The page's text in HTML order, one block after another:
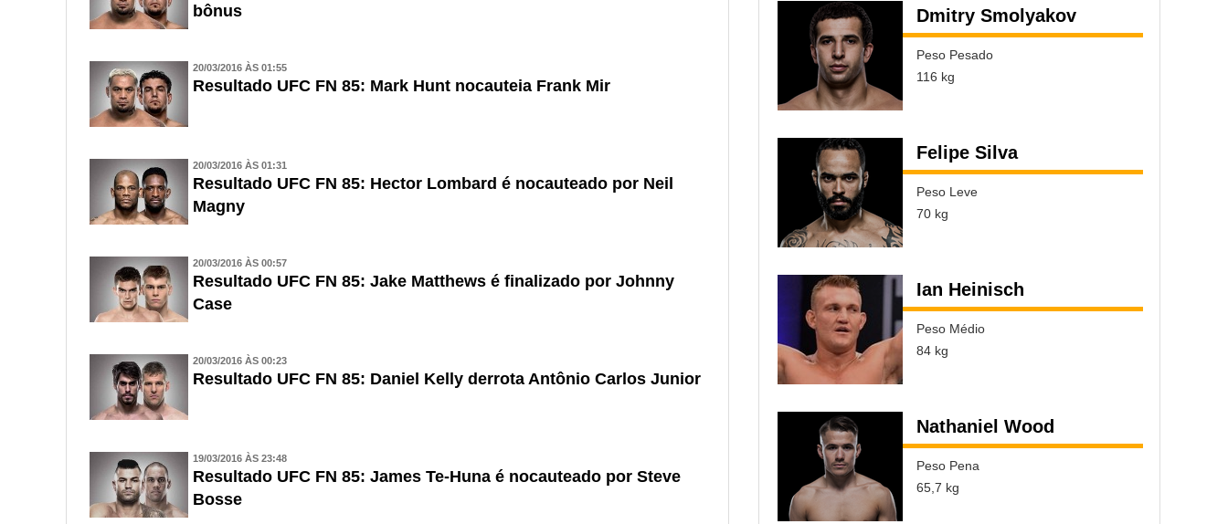
bônus
20/03/2016 ÀS 01:55
Resultado UFC FN 85: Mark Hunt nocauteia Frank Mir
20/03/2016 ÀS 01:31
Resultado UFC FN 85: Hector Lombard é nocauteado por Neil
Magny
20/03/2016 ÀS 00:57
Resultado UFC FN 85: Jake Matthews é finalizado por Johnny
Case
20/03/2016 ÀS 00:23
Resultado UFC FN 85: Daniel Kelly derrota Antônio Carlos Junior
19/03/2016 ÀS 23:48
Resultado UFC FN 85: James Te-Huna é nocauteado por Steve
Bosse
Dmitry Smolyakov
Peso Pesado
116 kg
Felipe Silva
Peso Leve
70 kg
Ian Heinisch
Peso Médio
84 kg
Nathaniel Wood
Peso Pena
65,7 kg